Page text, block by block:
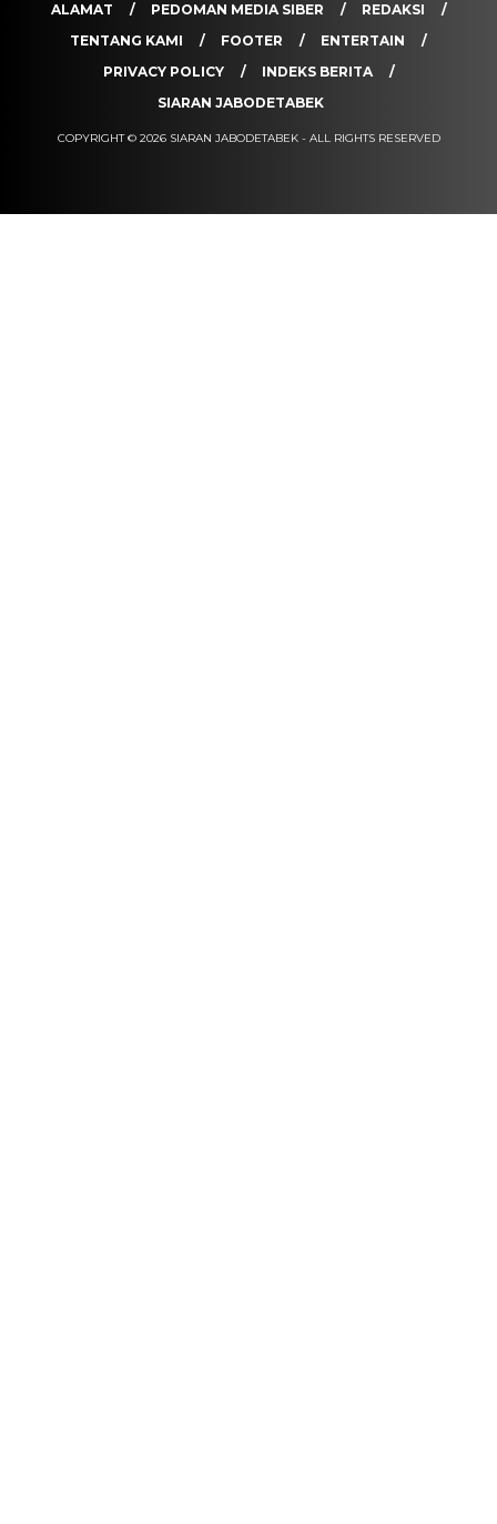
ALAMAT PEDOMAN MEDIA SIBER
REDAKSI
TENTANG KAMI
FOOTER
ENTERTAIN
PRIVACY POLICY
INDEKS BERITA
SIARAN JABODETABEK
COPYRIGHT © 2026 SIARAN JABODETABEK - ALL RIGHTS RESERVED